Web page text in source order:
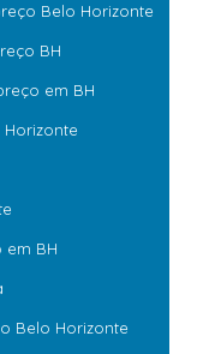
Belo Horizonte
BH
em BH
em BH
Belo Horizonte